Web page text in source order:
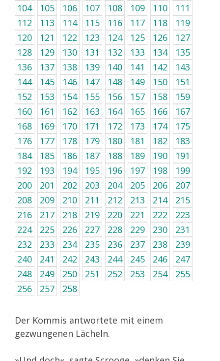
104
105 106 107 108 109 110
111
112
113 114 115 116 117 118
119
120
121 122 123 124 125 126
127
128
129 130 131 132 133 134
135
136
137 138 139 140 141 142
143
144
145 146 147 148 149 150
151
152
153 154 155 156 157 158
159
160
161 162 163 164 165 166
167
168
169 170 171 172 173 174
175
176
177 178 179 180 181 182
183
184
185 186 187 188 189 190
191
192
193 194 195 196 197 198
199
200
201 202 203 204 205 206
207
208
209 210 211 212 213 214
215
216
217 218 219 220 221 222
223
224
225 226 227 228 229 230
231
232
233 234 235 236 237 238
239
240
241 242 243 244 245 246
247
248
249 250 251 252 253 254
255
256
257 258
Der Kommis antwortete mit einem
gezwungenen Lächeln.